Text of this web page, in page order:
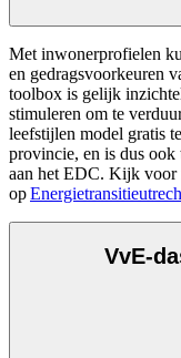
Met inwonerprofielen
en gedragsvoorkeuren
toolbox is gelijk
stimuleren om te
leefstijlen model gratis
provincie, en is dus ook
aan het EDC. Kijk voor
op
VvE-